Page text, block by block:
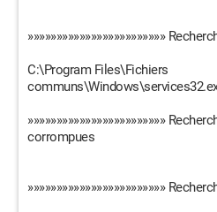
»»»»»»»»»»»»»»»»»»»»»»»»
C:\Program Files\Fichiers
»»»»»»»»»»»»»»»»»»»»»»»»
corrompues
»»»»»»»»»»»»»»»»»»»»»»»»